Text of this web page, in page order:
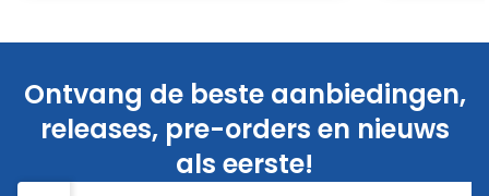
Ontvang de beste aanbiedingen,
releases, pre-orders en nieuws
als eerste!